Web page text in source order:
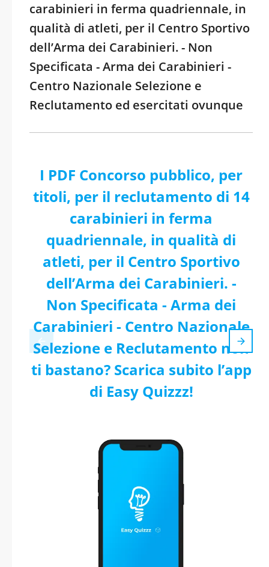
carabinieri in ferma quadriennale, in
qualità di atleti, per il Centro Sportivo
dell’Arma dei Carabinieri. - Non
Specificata - Arma dei Carabinieri -
Centro Nazionale Selezione e
Reclutamento ed esercitati ovunque
I PDF Concorso pubblico, per
titoli, per il reclutamento di 14
carabinieri in ferma
quadriennale, in qualità di
atleti, per il Centro Sportivo
dell’Arma dei Carabinieri. -
Non Specificata - Arma dei
Carabinieri - Centro Nazionale
Selezione e Reclutamento non
ti bastano? Scarica subito l’app
di Easy Quizzz!